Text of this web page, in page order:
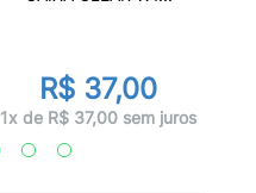
R$ 37,00
1x de R$ 37,00 sem juros